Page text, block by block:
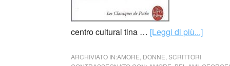
centro cultural tina … [Leggi di più...]
ARCHIVIATO IN:AMORE DONNE SCRITTORI